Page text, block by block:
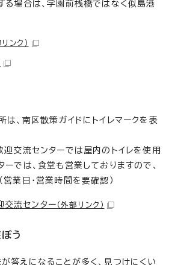
場合は、学園前桟橋ではなく似島港
ンク）
は、南区散策ガイドにトイレマークを表
迎交流センターでは屋内のトイレを使用
ーでは、食堂も営業しておりますので、
営業日・営業時間を要確認）
交流センター （外部リンク）
う
答えになることが多く、見つけにくい